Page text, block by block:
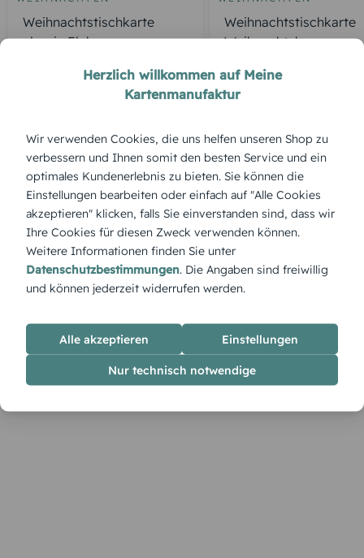
Weihnachtstischkarte
classic Elch
Weihnachtstischkarte
Weihnachtskranz
Produktbeschreibung
Das „Scribble“-Design bringt künstlerische Leichtigkeit auf
den Tisch – wie eine spontane Skizze voller
Festtagsstimmung, ideal für moderne und kreative
Gastgeber.
Herzlich willkommen auf Meine
Kartenmanufaktur
Wir verwenden Cookies, die uns helfen unseren Shop zu
verbessern und Ihnen somit den besten Service und ein
optimales Kundenerlebnis zu bieten. Sie können die
Einstellungen bearbeiten oder einfach auf "Alle Cookies
akzeptieren" klicken, falls Sie einverstanden sind, dass wir
Ihre Cookies für diesen Zweck verwenden können.
Weitere Informationen finden Sie unter
Datenschutzbestimmungen. Die Angaben sind freiwillig
und können jederzeit widerrufen werden.
Alle akzeptieren Einstellungen
Nur technisch notwendige